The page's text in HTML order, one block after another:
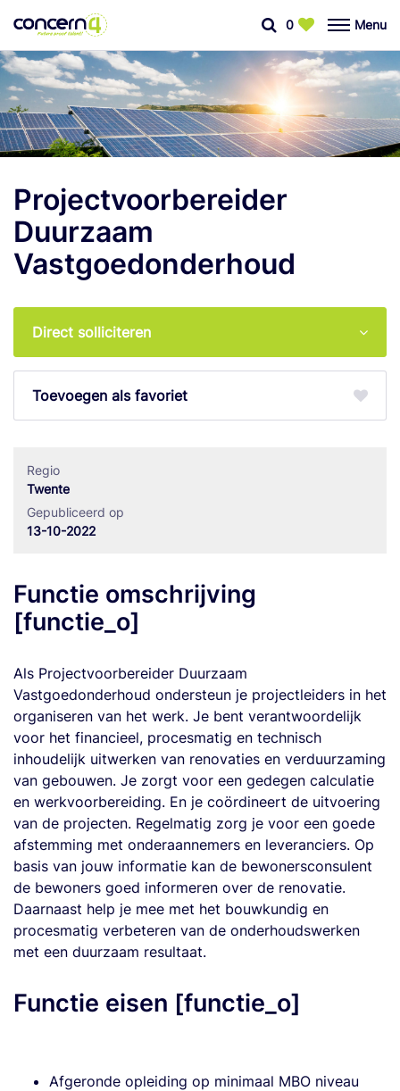
0 Menu
Projectvoorbereider
Duurzaam
Vastgoedonderhoud
Direct solliciteren
favoriet
Regio
Twente
Gepubliceerd op
13-10-2022
Functie omschrijving
[functie_o]
Als Projectvoorbereider Duurzaam
Vastgoedonderhoud ondersteun je projectleiders in het
organiseren van het werk. Je bent verantwoordelijk
voor het financieel, procesmatig en technisch
inhoudelijk uitwerken van renovaties en verduurzaming
van gebouwen. Je zorgt voor een gedegen calculatie
en werkvoorbereiding. En je coördineert de uitvoering
van de projecten. Regelmatig zorg je voor een goede
afstemming met onderaannemers en leveranciers. Op
basis van jouw informatie kan de bewonersconsulent
de bewoners goed informeren over de renovatie.
Daarnaast help je mee met het bouwkundig en
procesmatig verbeteren van de onderhoudswerken
met een duurzaam resultaat.
Functie eisen [functie_o]
Afgeronde opleiding op minimaal MBO niveau